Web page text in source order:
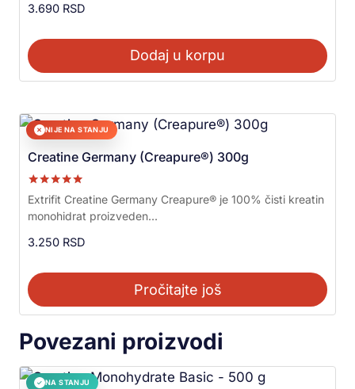
3.690 RSD
Dodaj u korpu
✕ NIJE NA STANJU
Creatine Germany (Creapure®) 300g
Ocenjeno sa
5.00
od 5
Extrifit Creatine Germany Creapure® je 100% čisti kreatin
monohidrat proizveden...
3.250 RSD
Pročitajte još
Povezani proizvodi
✓ NA STANJU